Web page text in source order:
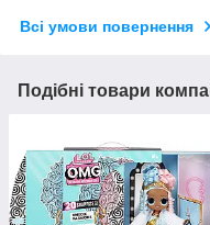
Всі умови повернення
Подібні товари